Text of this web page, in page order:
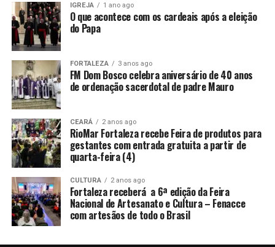
IGREJA 1 ano ago
O que acontece com os cardeais após a eleição
do Papa
FORTALEZA 3 anos ago
FM Dom Bosco celebra aniversário de 40 anos
de ordenação sacerdotal de padre Mauro
CEARÁ 2 anos ago
RioMar Fortaleza recebe Feira de produtos para
gestantes com entrada gratuita a partir de
quarta-feira (4)
CULTURA 2 anos ago
Fortaleza receberá a 6ª edição da Feira
Nacional de Artesanato e Cultura – Fenacce
com artesãos de todo o Brasil